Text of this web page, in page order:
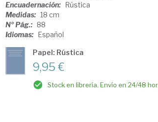
Encuadernación: Rústica
Medidas: 18 cm
Nº Pág.: 88
Idiomas: Español
Papel: Rústica
9,95 €
Stock en librería. Envío en 24/48